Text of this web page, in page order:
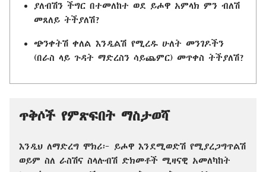
ያለብሽን ችግር በተመለከተ ወደ ይሖዋ አምላክ ምን ብለሽ
መጸለይ ትችያለሽ?
ጭንቀትሽ ቀለል እንዲልሽ የሚረዱ ሁለት መንገዶችን
(በራስ ላይ ጉዳት ማድረስን ሳይጨምር) መጥቀስ ትችያለሽ?
ጥቅሶች የምጽፍበት ማስታወሻ
እንዲህ ለማድረግ ሞክሪ፦ ይሖዋ እንደሚወድሽ የሚያረጋግጥልሽ
ወይም ስለ ራስሽና ስላሉብሽ ድክመቶች ሚዛናዊ አመለካከት